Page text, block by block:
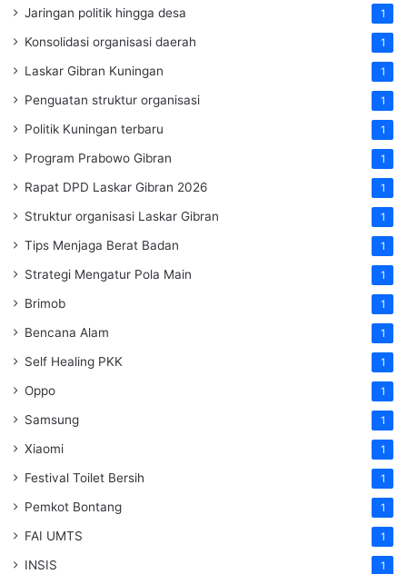
Jaringan politik hingga desa 1
Konsolidasi organisasi daerah 1
Laskar Gibran Kuningan 1
Penguatan struktur organisasi 1
Politik Kuningan terbaru 1
Program Prabowo Gibran 1
Rapat DPD Laskar Gibran 2026 1
Struktur organisasi Laskar Gibran 1
Tips Menjaga Berat Badan 1
Strategi Mengatur Pola Main 1
Brimob 1
Bencana Alam 1
Self Healing PKK 1
Oppo 1
Samsung 1
Xiaomi 1
Festival Toilet Bersih 1
Pemkot Bontang 1
FAI UMTS 1
INSIS 1